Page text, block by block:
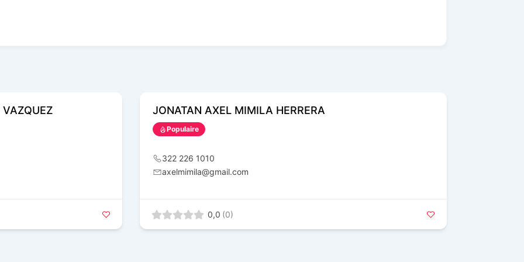
VAZQUEZ JONATAN AXEL MIMILA HERRERA
Populaire
322 226 1010
axelmimila@gmail.com
0,0 (0)